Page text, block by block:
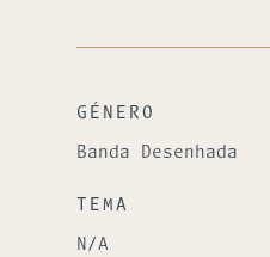
GÉNERO
Banda Desenhada
TEMA
N/A